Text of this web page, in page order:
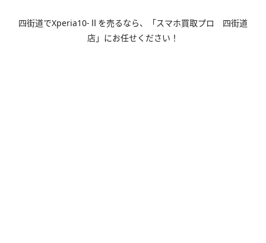
四街道でXperia10-Ⅱを売るなら、「スマホ買取プロ 四街道
店」にお任せください！